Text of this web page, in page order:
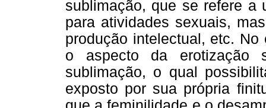
sublimação, que se refere a
para atividades sexuais,
produção intelectual, etc.
o aspecto da erotização
sublimação, o qual
exposto por sua própria